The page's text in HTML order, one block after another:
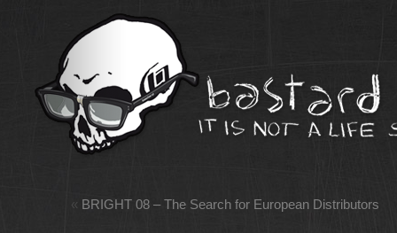
« BRIGHT 08 – The Search for European Distributors